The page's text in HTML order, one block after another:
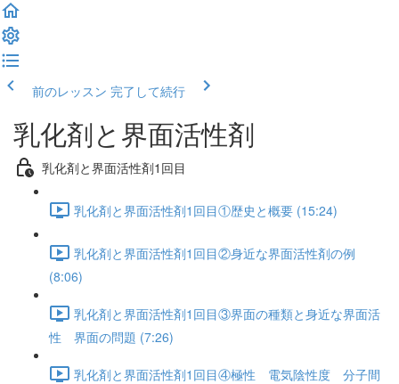
前のレッスン 完了して続行
乳化剤と界面活性剤
乳化剤と界面活性剤1回目
乳化剤と界面活性剤1回目①歴史と概要 (15:24)
乳化剤と界面活性剤1回目②身近な界面活性剤の例
(8:06)
乳化剤と界面活性剤1回目③界面の種類と身近な界面活
性 界面の問題 (7:26)
乳化剤と界面活性剤1回目④極性 電気陰性度 分子間